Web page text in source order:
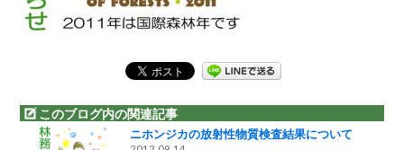
このブログ内の関連記事
ニホンジカの放射性物質検査結果について